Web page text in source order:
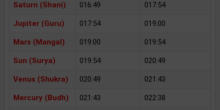
Saturn (Shani) 016:49 017:54
Jupiter (Guru) 017:54 019:00
Mars (Mangal) 019:00 019:54
Sun (Surya) 019:54 020:49
Venus (Shukra) 020:49 021:43
Mercury (Budh) 021:43 022:38